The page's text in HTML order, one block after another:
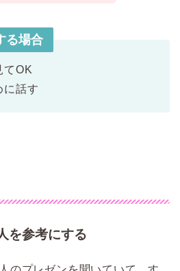
る場合
てOK
に話す
を参考にする